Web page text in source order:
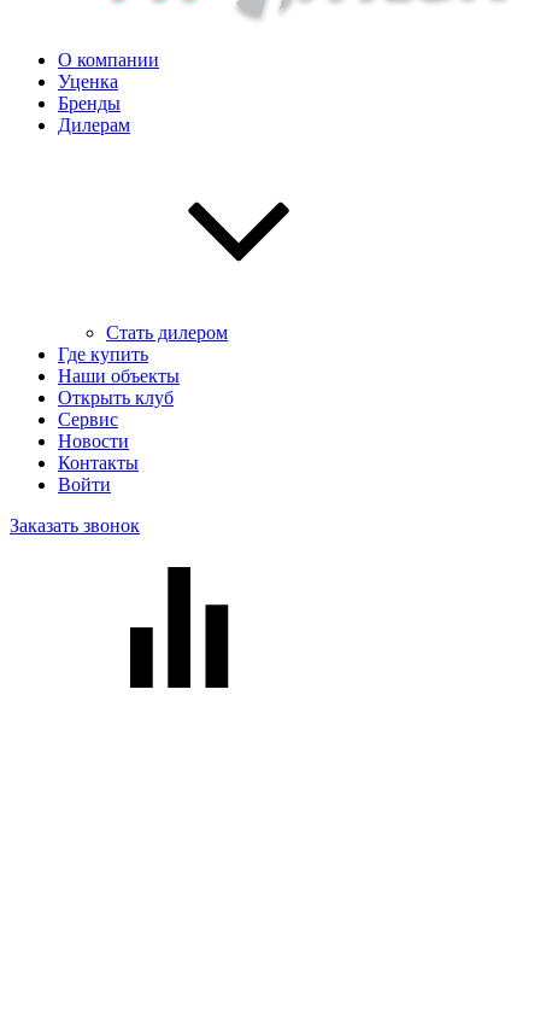
О компании
Уценка
Бренды
Дилерам
Стать дилером
Где купить
Наши объекты
Открыть клуб
Сервис
Новости
Контакты
Войти
Заказать звонок